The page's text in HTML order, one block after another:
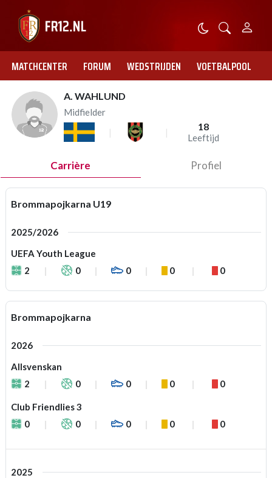
MATCHCENTER FORUM WEDSTRIJDEN VOETBALPOOL
A. WAHLUND
Midfielder
18
Leeftijd
Carrière Profiel
Brommapojkarna U19
2025/2026
UEFA Youth League
2
0 0 0 0
Brommapojkarna
2026
Allsvenskan
2
0 0 0 0
Club Friendlies 3
0
0 0 0 0
2025